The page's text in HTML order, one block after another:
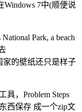
Windows 7中(顺便说
Park, a beach
家的壁纸还只是样子
，Problem Steps
西保存 成一个zip文